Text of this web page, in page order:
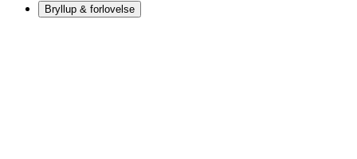
Bryllup & forlovelse